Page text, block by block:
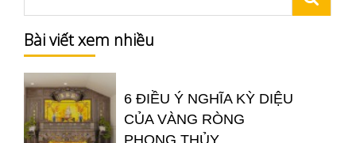
Bài viết xem nhiều
6 ĐIỀU Ý NGHĨA KỲ DIỆU
CỦA VÀNG RÒNG